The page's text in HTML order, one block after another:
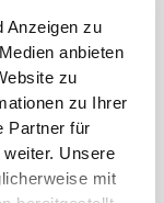
Anzeigen zu
anbieten
zu
zu Ihrer
Partner für
Unsere
mit
Konstruktion,
und
ist.